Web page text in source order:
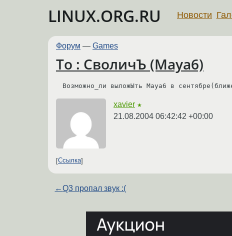
LINUX.ORG.RU Новости
Форум — Games
To : СволичЪ (Maya6)
Возможно_ли выложЫть Maya6 в
xavier ★
21.08.2004 06:42:42 +00:00
Ссылка
←Q3 пропал звук :(